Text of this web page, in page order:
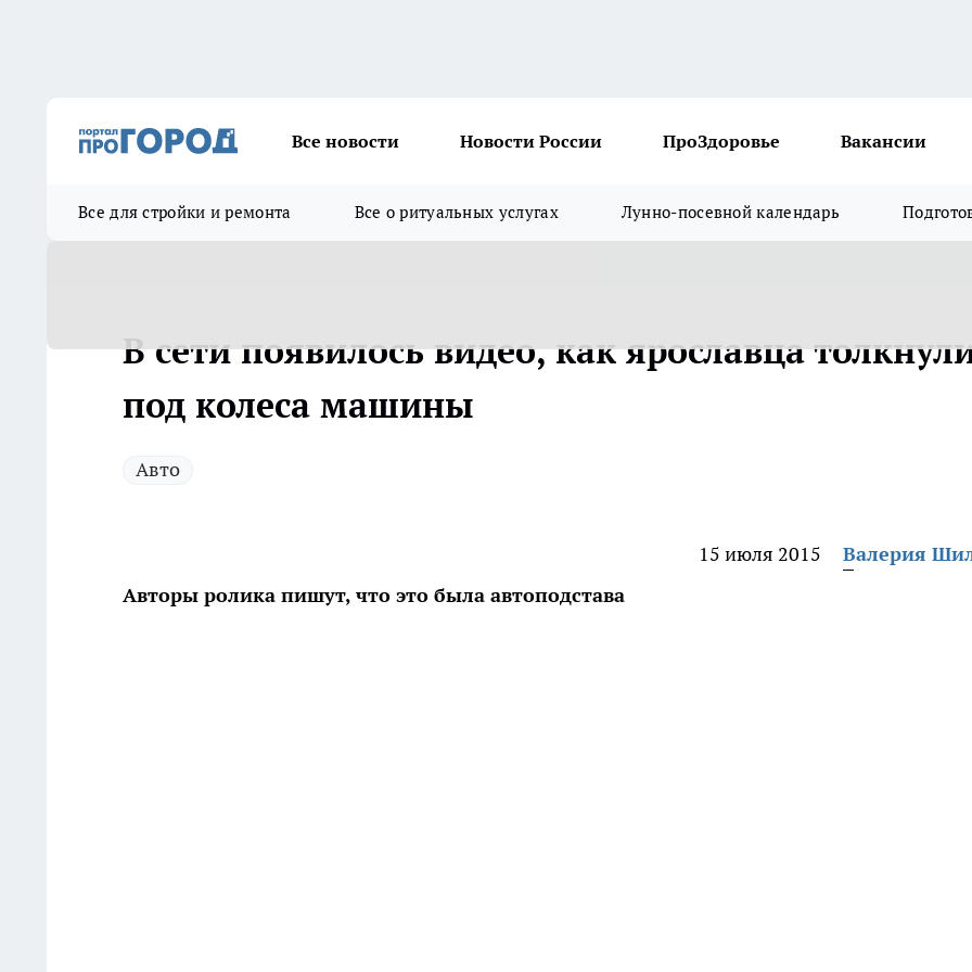
Все новости Новости России ПроЗдоровье Вакансии
Все для стройки и ремонта Все о ритуальных услугах Лунно-посевной календарь
В сети появилось видео, как ярославца
под колеса машины
Авто
15 июля 2015
Валерия
Авторы ролика пишут, что это была автоподстава